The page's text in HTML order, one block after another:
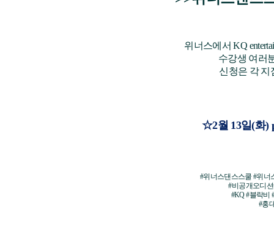
위너스에서 KQ
수강생 여러
신청은 각 지
☆2월 13일(화)
#위너스댄스스쿨 #위
#비공개오디션
#KQ#블락비
#홍